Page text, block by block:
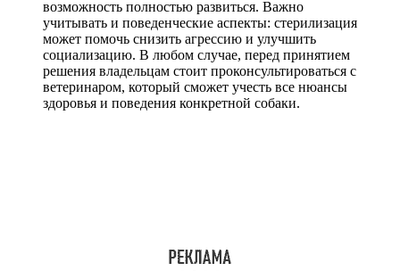
возможность полностью развиться. Важно
учитывать и поведенческие аспекты: стерилизация
может помочь снизить агрессию и улучшить
социализацию. В любом случае, перед принятием
решения владельцам стоит проконсультироваться с
ветеринаром, который сможет учесть все нюансы
здоровья и поведения конкретной собаки.